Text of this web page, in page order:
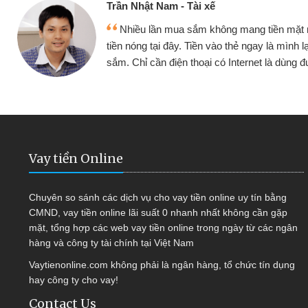
mang tiền mặt mình đều vay
thẻ ngay là mình lại tiếp tục mua
có Internet là dùng được
quyết
Vay tiền Online
Chuyên so sánh các dịch vụ cho vay tiền online uy tín bằng
CMND, vay tiền online lãi suất 0 nhanh nhất không cần gặp
mặt, tổng hợp các web vay tiền online trong ngày từ các ngân
hàng và công ty tài chính tại Việt Nam
Vaytienonline.com không phải là ngân hàng, tổ chức tín dụng
hay công ty cho vay!
Contact Us